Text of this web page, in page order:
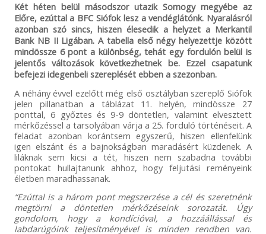
Két héten belül másodszor utazik Somogy megyébe az
Előre, ezúttal a BFC Siófok lesz a vendéglátónk. Nyaralásról
azonban szó sincs, hiszen élesedik a helyzet a Merkantil
Bank NB II Ligában. A tabella első négy helyezettje között
mindössze 6 pont a különbség, tehát egy fordulón belül is
jelentős változások következhetnek be. Ezzel csapatunk
befejezi idegenbeli szereplését ebben a szezonban.
A néhány évvel ezelőtt még első osztályban szereplő Siófok
jelen pillanatban a táblázat 11. helyén, mindössze 27
ponttal, 6 győztes és 9-9 döntetlen, valamint elvesztett
mérkőzéssel a tarsolyában várja a 25. forduló történéseit. A
feladat azonban korántsem egyszerű, hiszen ellenfelünk
igen elszánt és a bajnokságban maradásért küzdenek. A
liláknak sem kicsi a tét, hiszen nem szabadna további
pontokat hullajtanunk ahhoz, hogy feljutási reményeink
életben maradhassanak.
“Ezúttal is a három pont megszerzése a cél és szeretnénk
megtörni a döntetlen mérkőzéseink sorozatát. Úgy
gondolom, hogy a kondícióval, a hozzáállással és
labdarúgóink teljesítményével is minden rendben van.